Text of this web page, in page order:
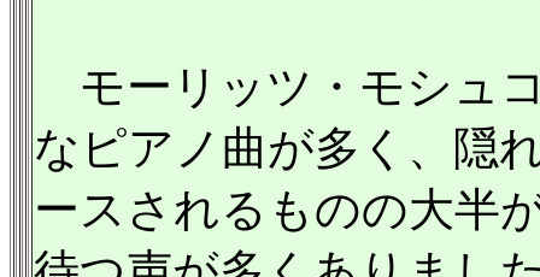
モーリッツ・モシュ
なピアノ曲が多く、隠
ースされるものの大半